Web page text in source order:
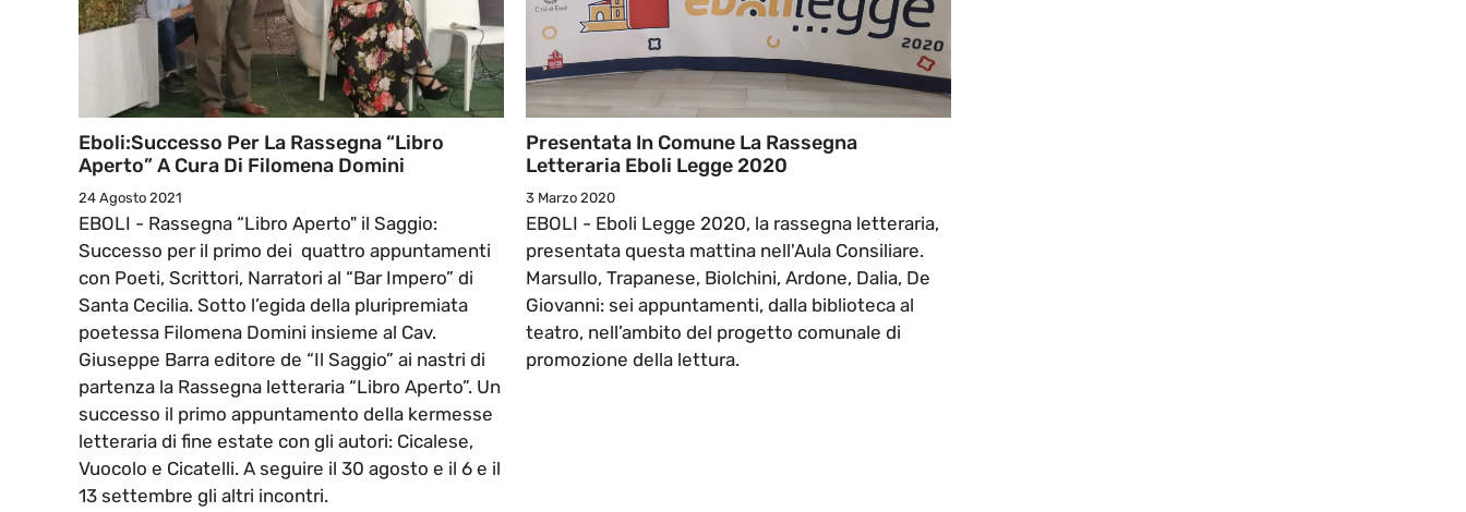
Eboli:Successo Per La Rassegna “Libro
Aperto” A Cura Di Filomena Domini
24 Agosto 2021
EBOLI - Rassegna “Libro Aperto" il Saggio:
Successo per il primo dei quattro appuntamenti
con Poeti, Scrittori, Narratori al “Bar Impero” di
Santa Cecilia. Sotto l’egida della pluripremiata
poetessa Filomena Domini insieme al Cav.
Giuseppe Barra editore de “Il Saggio” ai nastri di
partenza la Rassegna letteraria “Libro Aperto”. Un
successo il primo appuntamento della kermesse
letteraria di fine estate con gli autori: Cicalese,
Vuocolo e Cicatelli. A seguire il 30 agosto e il 6 e il
13 settembre gli altri incontri.
Presentata In Comune La Rassegna
Letteraria Eboli Legge 2020
3 Marzo 2020
EBOLI - Eboli Legge 2020, la rassegna letteraria,
presentata questa mattina nell'Aula Consiliare.
Marsullo, Trapanese, Biolchini, Ardone, Dalia, De
Giovanni: sei appuntamenti, dalla biblioteca al
teatro, nell’ambito del progetto comunale di
promozione della lettura.